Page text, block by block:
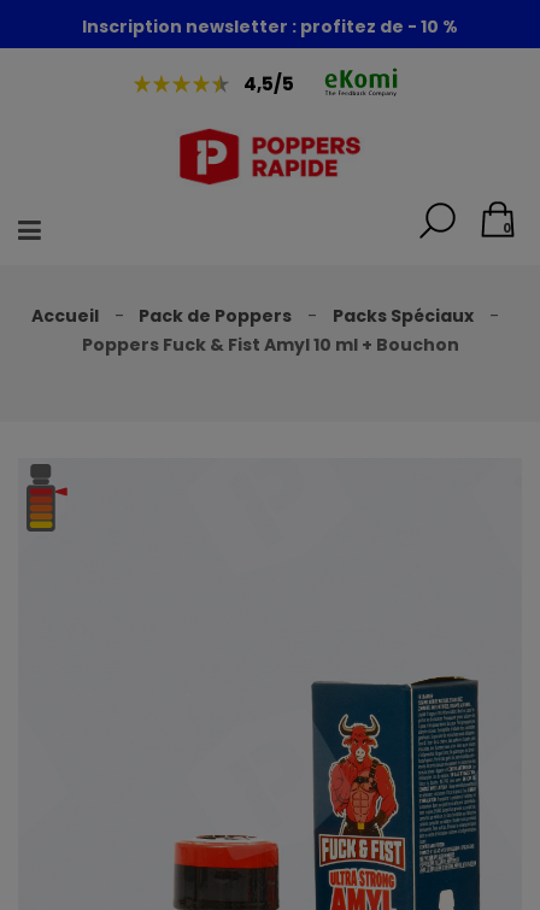
Foire aux poppers : - 30% + 1 poppers offert
Inscription newsletter : profitez de - 10 %
4,5/5
0
Accueil Pack de Poppers
Packs Spéciaux
Poppers Fuck & Fist Amyl 10 ml + Bouchon